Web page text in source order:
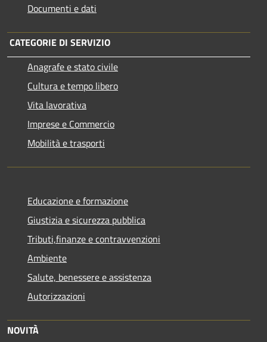
Documenti e dati
CATEGORIE DI SERVIZIO
Anagrafe e stato civile
Cultura e tempo libero
Vita lavorativa
Imprese e Commercio
Mobilità e trasporti
Educazione e formazione
Giustizia e sicurezza pubblica
Tributi,finanze e contravvenzioni
Ambiente
Salute, benessere e assistenza
Autorizzazioni
NOVITÀ